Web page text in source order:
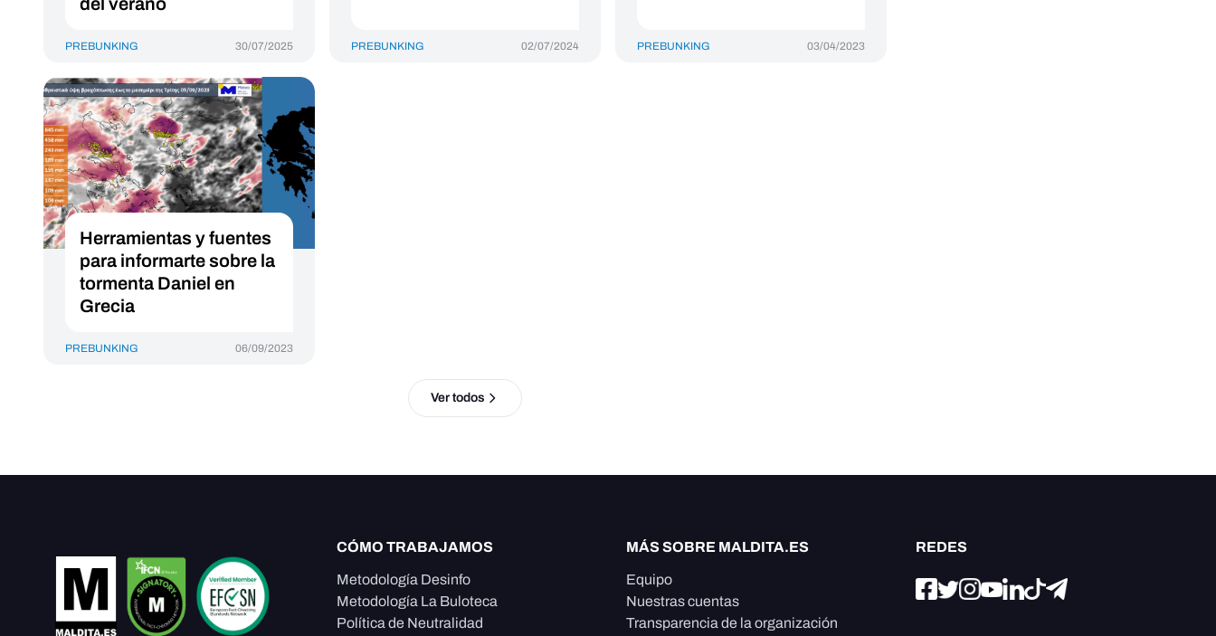
PREBUNKING 30/07/2025 PREBUNKING 02/07/2024 PREBUNKING 03/04/2023
Herramientas y fuentes
para informarte sobre la
tormenta Daniel en
Grecia
PREBUNKING 06/09/2023
Ver todos
CÓMO TRABAJAMOS
Metodología Desinfo
Metodología La Buloteca
Política de Neutralidad
MÁS SOBRE MALDITA.ES
Equipo
Nuestras cuentas
Transparencia de la organización
REDES